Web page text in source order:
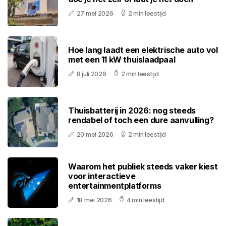
27 mei 2026 2 min leestijd
Hoe lang laadt een elektrische auto vol
met een 11 kW thuislaadpaal
8 juli 2026 2 min leestijd
Thuisbatterij in 2026: nog steeds
rendabel of toch een dure aanvulling?
20 mei 2026 2 min leestijd
Waarom het publiek steeds vaker kiest
voor interactieve
entertainmentplatforms
18 mei 2026 4 min leestijd